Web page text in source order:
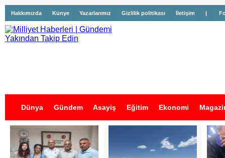
Hakkımızda Künye Yazarlarımız Gizlilik politikası İletişim |
Dünya Gündem Asayiş Eğitim Ekonomi
İş İlanları